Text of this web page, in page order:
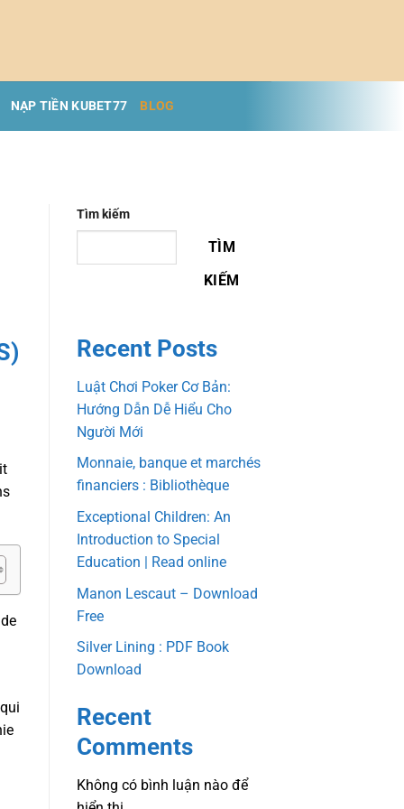
NẠP TIỀN KUBET77 BLOG
Tìm kiếm
TÌM
KIẾM
Recent Posts
Luật Chơi Poker Cơ Bản:
Hướng Dẫn Dễ Hiểu Cho
Người Mới
Monnaie, banque et marchés
financiers : Bibliothèque
Exceptional Children: An
Introduction to Special
Education | Read online
Manon Lescaut – Download
Free
Silver Lining : PDF Book
Download
Recent
Comments
Không có bình luận nào để